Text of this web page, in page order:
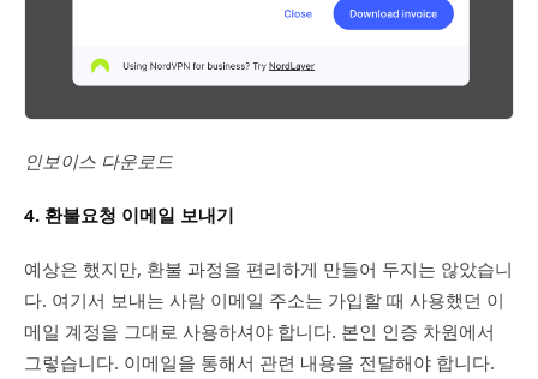
인보이스 다운로드
4. 환불요청 이메일 보내기
예상은 했지만, 환불 과정을 편리하게 만들어 두지는 않았습니
다. 여기서 보내는 사람 이메일 주소는 가입할 때 사용했던 이
메일 계정을 그대로 사용하셔야 합니다. 본인 인증 차원에서
그렇습니다. 이메일을 통해서 관련 내용을 전달해야 합니다.